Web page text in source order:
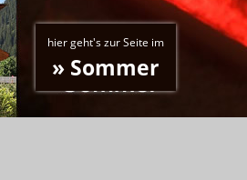
hier geht's zur Seite im
» Sommer